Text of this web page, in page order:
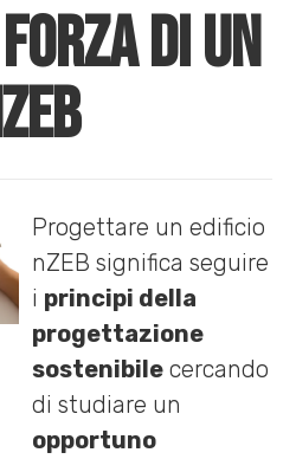
di un
Progettare un edificio
nZEB significa seguire
i principi della
progettazione
sostenibile cercando
di studiare un
opportuno